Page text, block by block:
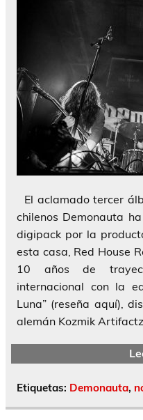
El aclamado tercer
chilenos Demonauta
digipack por la
esta casa, Red House
10 años de
internacional con la
Luna” (reseña aquí),
alemán Kozmik
Etiquetas: Demonauta,